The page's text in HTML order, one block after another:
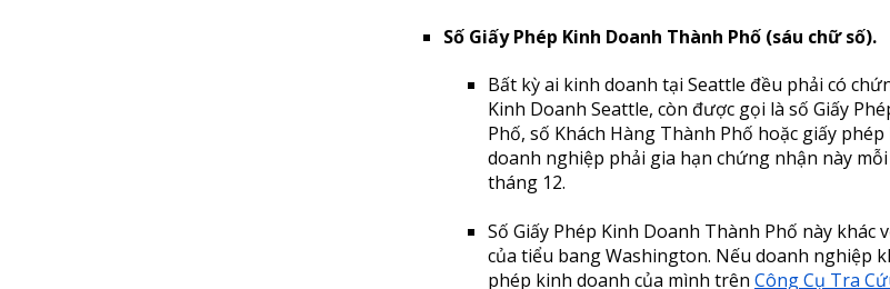
Số Giấy Phép Kinh Doanh Thành Phố (sáu chữ số).
Bất kỳ ai kinh doanh tại Seattle đều phải có
Kinh Doanh Seattle, còn được gọi là số Giấy
Phố, số Khách Hàng Thành Phố hoặc giấy
doanh nghiệp phải gia hạn chứng nhận này
tháng 12.
Số Giấy Phép Kinh Doanh Thành Phố này khác
của tiểu bang Washington. Nếu doanh nghiệp
phép kinh doanh của mình trên Công Cụ Tra